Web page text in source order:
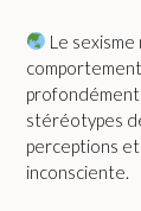
Le
stéréotypes
perceptions
inconsciente.